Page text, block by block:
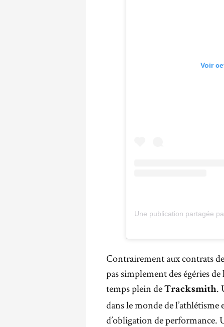
Voir
Une publication partagée
Contrairement aux contrats
pas simplement des égéries
temps plein de Tracksmith.
dans le monde de l’athlétisme
d’obligation de performance.